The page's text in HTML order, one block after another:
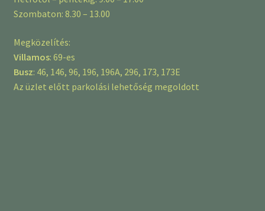
Szombaton: 8.30 – 13.00
Megközelítés:
Villamos: 69-es
Busz: 46, 146, 96, 196, 196A, 296, 173, 173E
Az üzlet előtt parkolási lehetőség megoldott